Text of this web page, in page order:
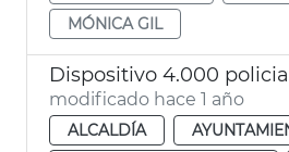
MÓNICA GIL
modificado hace 1 año
ALCALDÍA